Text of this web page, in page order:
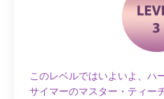
このレベルではいよいよ、ハ
サイマーのマスター・ティー